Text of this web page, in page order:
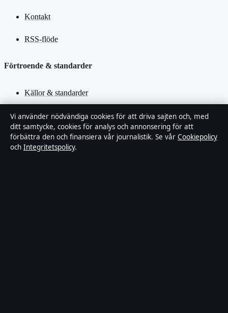
Kontakt
RSS-flöde
Förtroende & standarder
Källor & standarder
Redaktionell policy
Rättelsepolicy
Vi använder nödvändiga cookies för att driva sajten och, med
ditt samtycke, cookies för analys och annonsering för att
förbättra den och finansiera vår journalistik. Se vår Cookiepolicy
och Integritetspolicy.